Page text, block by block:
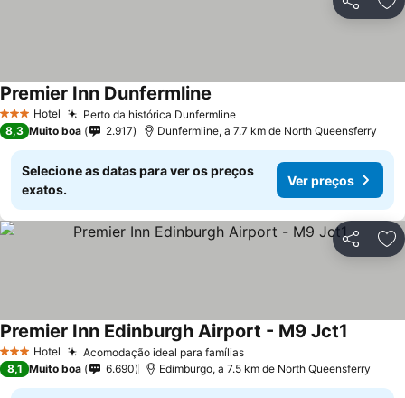
Partilhar
3 EstrelasHotel Perto da histórica DunfermlineVer preços
Premier Inn Dunfermline
8,3 Muito boa 2.917 Dunfermline, a 7.7 km de North Queensferry
Selecione as datas para ver os preços
exatos.
Ver preços
Partilhar
3 EstrelasHotel Acomodação ideal para famíliasVer preços
Premier Inn Edinburgh Airport - M9 Jct1
8,1 Muito boa 6.690 Edimburgo, a 7.5 km de North Queensferry